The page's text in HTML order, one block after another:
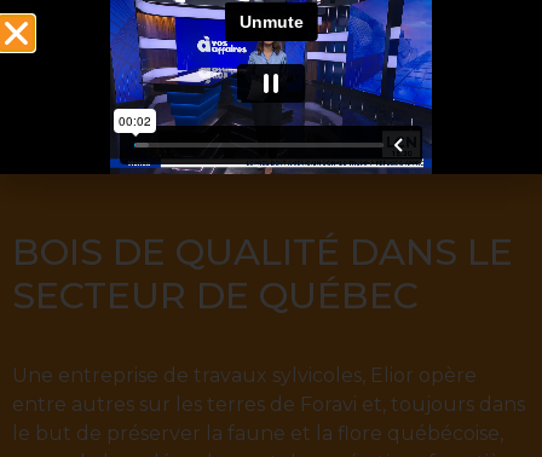
BOIS DE QUALITÉ DANS LE
SECTEUR DE QUÉBEC
Une entreprise de travaux sylvicoles, Elior opère
entre autres sur les terres de Foravi et, toujours dans
le but de préserver la faune et la flore québécoise,